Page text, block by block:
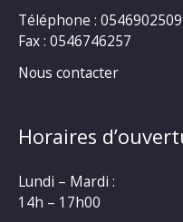
Téléphone : 0546902509
Fax : 0546746257
Nous contacter
Horaires
Lundi – Mardi :
14h – 17h00